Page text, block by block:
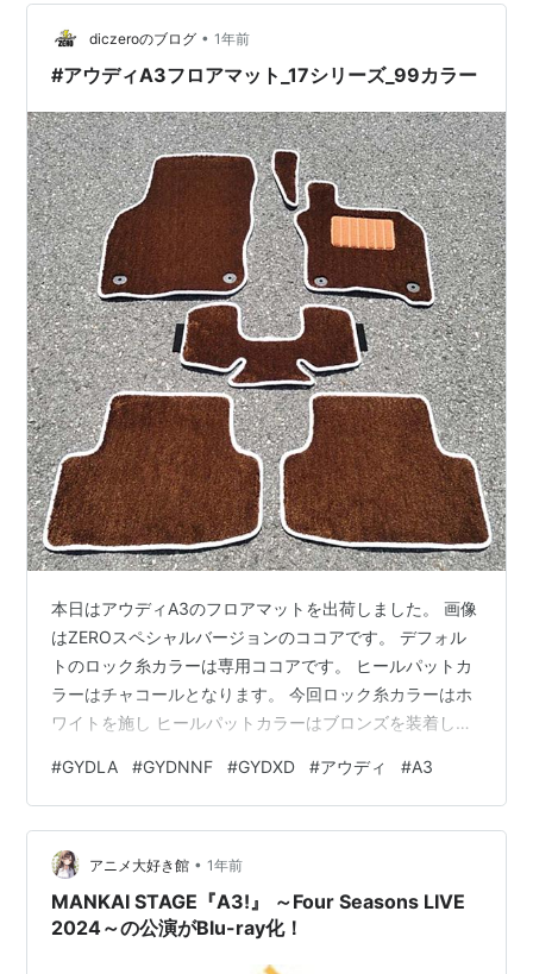
diczeroのブログ • 1年前
#アウディA3フロアマット_17シリーズ_99カラー
本日はアウディA3のフロアマットを出荷しました。 画像
はZEROスペシャルバージョンのココアです。 デフォル
トのロック糸カラーは専用ココアです。 ヒールパットカ
ラーはチャコールとなります。 今回ロック糸カラーはホ
ワイトを施し ヒールパットカラーはブロンズを装着しま
ンドル用です。 全グレード共通1型です。 セダン/スポー
ツバック共通です。 ズレ止めは純正フック対応のハメ込
みタイプのストッパーが装着されます。 羽田から帯広ま
でJALで予約を入れたのですが お金を払ったことが殆ど
ありません。 会社の支払いで使っているレクサスカード
とア…
#GYDLA #GYDNNF #GYDXD #アウディ #A3
アニメ大好き館 • 1年前
MANKAI STAGE『A3!』 ～Four Seasons LIVE
2024～の公演がBlu-ray化！